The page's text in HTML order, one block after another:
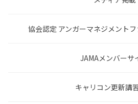
協会認定 アンガーマネジメント
JAMAメンバーサ
キャリコン更新講